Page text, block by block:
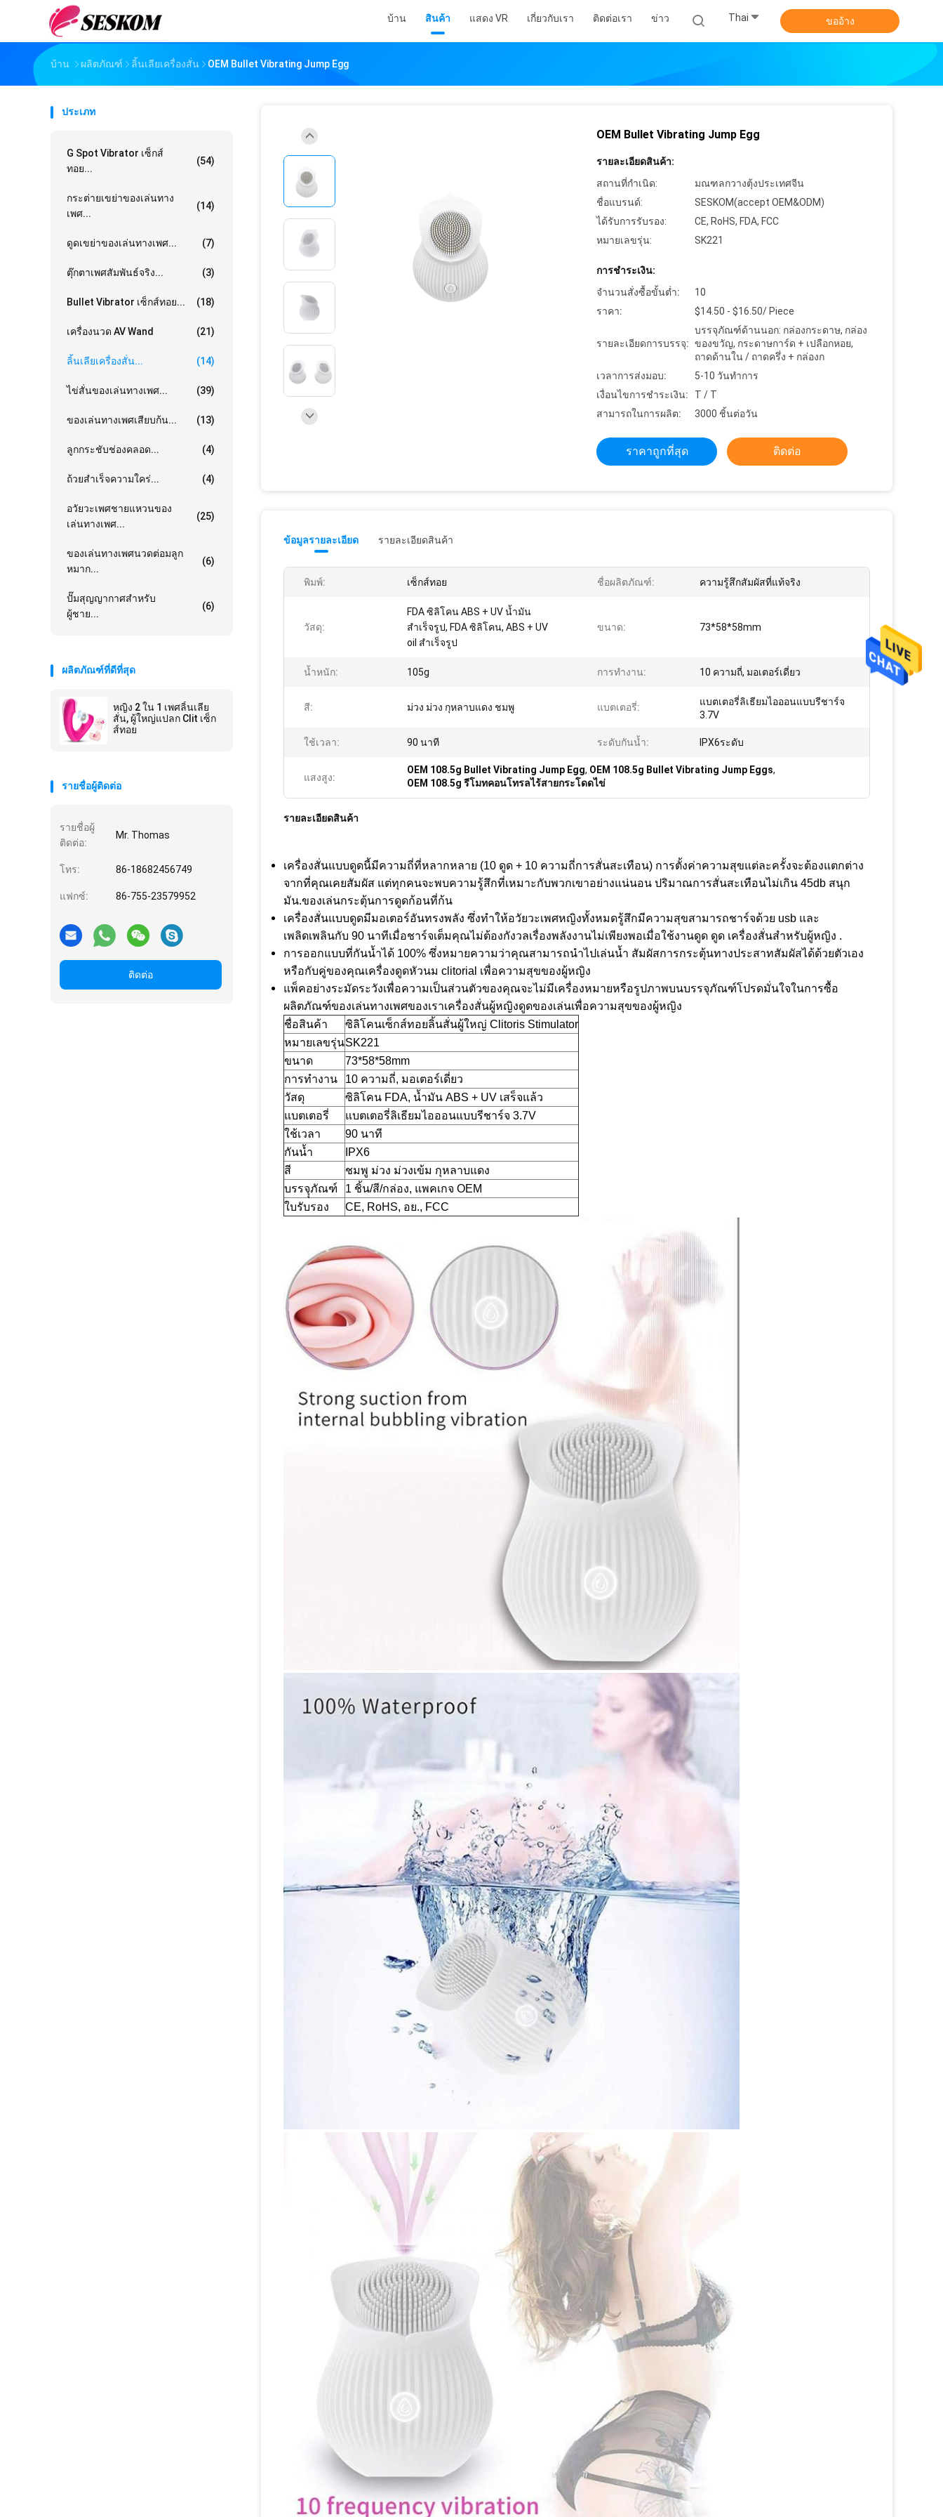
บ้าน สินค้า แสดง VR เกี่ยวกับเรา ติดต่อเรา ข่าว Thai ขออ้าง
บ้าน ผลิตภัณฑ์ ลิ้นเลียเครื่องสั่น OEM Bullet Vibrating Jump Egg
ประเภท
G Spot Vibrator เซ็กส์
ทอย...
(54)
กระต่ายเขย่าของเล่นทาง
เพศ...
(14)
ดูดเขย่าของเล่นทางเพศ... (7)
ตุ๊กตาเพศสัมพันธ์จริง... (3)
Bullet Vibrator เซ็กส์ทอย... (18)
เครื่องนวด AV Wand (21)
ลิ้นเลียเครื่องสั่น... (14)
ไข่สั่นของเล่นทางเพศ... (39)
ของเล่นทางเพศเสียบก้น... (13)
ลูกกระชับช่องคลอด... (4)
ถ้วยสำเร็จความใคร่... (4)
อวัยวะเพศชายแหวนของ
เล่นทางเพศ...
(25)
ของเล่นทางเพศนวดต่อมลูก
หมาก...
(6)
ปั๊มสุญญากาศสำหรับ
ผู้ชาย...
(6)
ผลิตภัณฑ์ที่ดีที่สุด
หญิง 2 ใน 1 เพศลิ้นเลีย
สั่น, ผู้ใหญ่แปลก Clit เซ็ก
ส์ทอย
รายชื่อผู้ติดต่อ
รายชื่อผู้
ติดต่อ:
Mr. Thomas
โทร: 86-18682456749
แฟกซ์: 86-755-23579952
ติดต่อ
OEM Bullet Vibrating Jump Egg
รายละเอียดสินค้า:
สถานที่กำเนิด:
มณฑลกวางตุ้งประเทศจีน
ชื่อแบรนด์:
SESKOM(accept OEM&ODM)
ได้รับการรับรอง:
CE, RoHS, FDA, FCC
หมายเลขรุ่น:
SK221
การชำระเงิน:
จำนวนสั่งซื้อขั้นต่ำ:
10
ราคา:
$14.50 - $16.50/ Piece
รายละเอียดการบรรจุ:
บรรจุภัณฑ์ด้านนอก: กล่องกระดาษ, กล่อง
ของขวัญ, กระดาษการ์ด + เปลือกหอย,
ถาดด้านใน / ถาดครึ่ง + กล่องก
เวลาการส่งมอบ:
5-10 วันทำการ
เงื่อนไขการชำระเงิน:
T / T
สามารถในการผลิต:
3000 ชิ้นต่อวัน
ราคาถูกที่สุด ติดต่อ
ข้อมูลรายละเอียด รายละเอียดสินค้า
พิมพ์: เซ็กส์ทอย ชื่อผลิตภัณฑ์: ความรู้สึกสัมผัสที่แท้จริง
วัสดุ:
FDA ซิลิโคน ABS + UV น้ำมัน
สำเร็จรูป, FDA ซิลิโคน, ABS + UV
oil สำเร็จรูป
ขนาด: 73*58*58mm
น้ำหนัก: 105g การทำงาน: 10 ความถี่, มอเตอร์เดี่ยว
สี: ม่วง ม่วง กุหลาบแดง ชมพู แบตเตอรี่:
แบตเตอรี่ลิเธียมไอออนแบบรีชาร์จ
3.7V
ใช้เวลา: 90 นาที ระดับกันน้ำ: IPX6ระดับ
แสงสูง:
OEM 108.5g Bullet Vibrating Jump Egg, OEM 108.5g Bullet Vibrating Jump Eggs,
OEM 108.5g รีโมทคอนโทรลไร้สายกระโดดไข่
รายละเอียดสินค้า
เครื่องสั่นแบบดูดนี้มีความถี่ที่หลากหลาย (10 ดูด + 10 ความถี่การสั่นสะเทือน) การตั้งค่าความสุขแต่ละครั้งจะต้องแตกต่าง
จากที่คุณเคยสัมผัส แต่ทุกคนจะพบความรู้สึกที่เหมาะกับพวกเขาอย่างแน่นอน ปริมาณการสั่นสะเทือนไม่เกิน 45db สนุก
มัน.ของเล่นกระตุ้นการดูดก้อนที่ก้น
เครื่องสั่นแบบดูดมีมอเตอร์อันทรงพลัง ซึ่งทำให้อวัยวะเพศหญิงทั้งหมดรู้สึกมีความสุขสามารถชาร์จด้วย usb และ
เพลิดเพลินกับ 90 นาทีเมื่อชาร์จเต็มคุณไม่ต้องกังวลเรื่องพลังงานไม่เพียงพอเมื่อใช้งานดูด ดูด เครื่องสั่นสำหรับผู้หญิง .
การออกแบบที่กันน้ำได้ 100% ซึ่งหมายความว่าคุณสามารถนำไปเล่นน้ำ สัมผัสการกระตุ้นทางประสาทสัมผัสได้ด้วยตัวเอง
หรือกับคู่ของคุณเครื่องดูดหัวนม clitorial เพื่อความสุขของผู้หญิง
แพ็คอย่างระมัดระวังเพื่อความเป็นส่วนตัวของคุณจะไม่มีเครื่องหมายหรือรูปภาพบนบรรจุภัณฑ์โปรดมั่นใจในการซื้อ
ผลิตภัณฑ์ของเล่นทางเพศของเราเครื่องสั่นผู้หญิงดูดของเล่นเพื่อความสุขของผู้หญิง
ชื่อสินค้า
ซิลิโคนเซ็กส์ทอยลิ้นสั่นผู้ใหญ่ Clitoris Stimulator
หมายเลขรุ่นSK221
ขนาด
73*58*58mm
การทำงาน
10 ความถี่, มอเตอร์เดี่ยว
วัสดุ
ซิลิโคน FDA, น้ำมัน ABS + UV เสร็จแล้ว
แบตเตอรี่
แบตเตอรี่ลิเธียมไอออนแบบรีชาร์จ 3.7V
ใช้เวลา
90 นาที
กันน้ำ
IPX6
สี
ชมพู ม่วง ม่วงเข้ม กุหลาบแดง
บรรจุุภัณฑ์
1 ชิ้น/สี/กล่อง, แพคเกจ OEM
ใบรับรอง
CE, RoHS, อย., FCC